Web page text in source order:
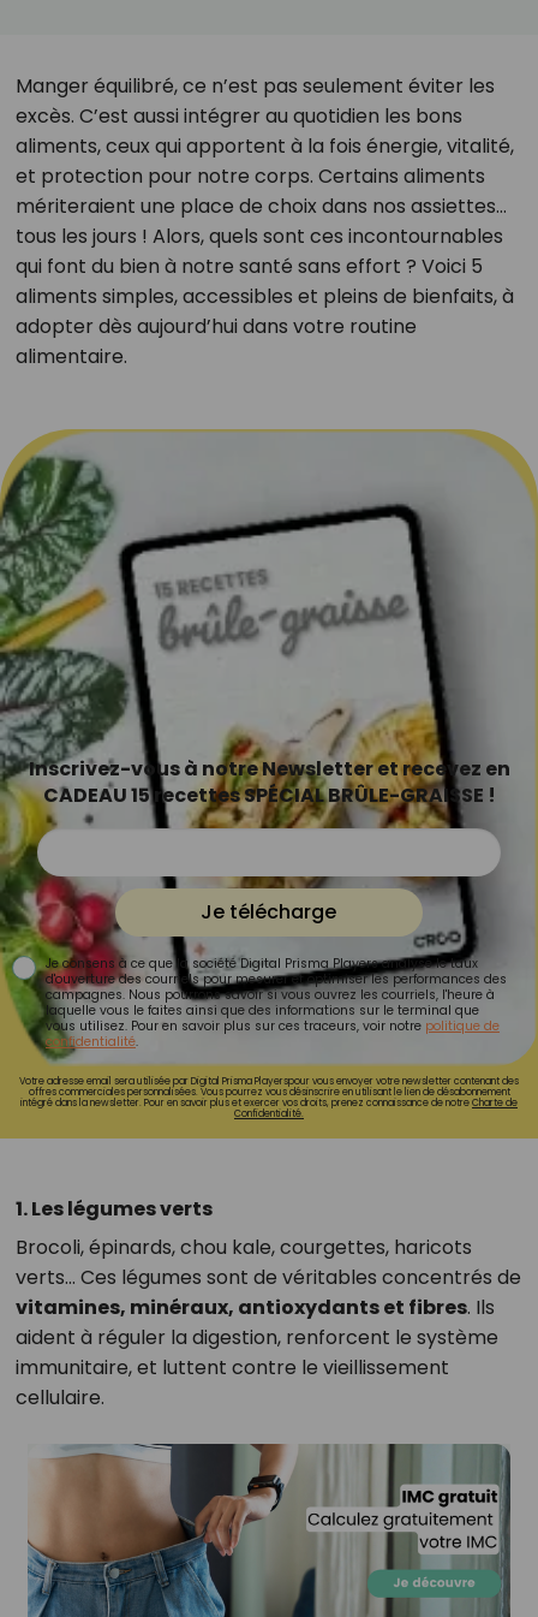
Manger équilibré, ce n’est pas seulement éviter les
excès. C’est aussi intégrer au quotidien les bons
aliments, ceux qui apportent à la fois énergie, vitalité,
et protection pour notre corps. Certains aliments
mériteraient une place de choix dans nos assiettes…
tous les jours ! Alors, quels sont ces incontournables
qui font du bien à notre santé sans effort ? Voici 5
aliments simples, accessibles et pleins de bienfaits, à
adopter dès aujourd’hui dans votre routine
alimentaire.
Inscrivez-vous à notre Newsletter et recevez en
CADEAU 15 recettes SPÉCIAL BRÛLE-GRAISSE !
Je télécharge
Je consens à ce que la société Digital Prisma Players analyse le taux
d'ouverture des courriels pour mesurer et optimiser les performances des
campagnes. Nous pourrons savoir si vous ouvrez les courriels, l'heure à
laquelle vous le faites ainsi que des informations sur le terminal que
vous utilisez. Pour en savoir plus sur ces traceurs, voir notre politique de
confidentialité.
Votre adresse email sera utilisée par Digital Prisma Playerspour vous envoyer votre newsletter contenant des
offres commerciales personnalisées. Vous pourrez vous désinscrire en utilisant le lien de désabonnement
intégré dans la newsletter. Pour en savoir plus et exercer vos droits, prenez connaissance de notreCharte de
Confidentialité.
1. Les légumes verts
Brocoli, épinards, chou kale, courgettes, haricots
verts… Ces légumes sont de véritables concentrés de
vitamines, minéraux, antioxydants et fibres. Ils
aident à réguler la digestion, renforcent le système
immunitaire, et luttent contre le vieillissement
cellulaire.